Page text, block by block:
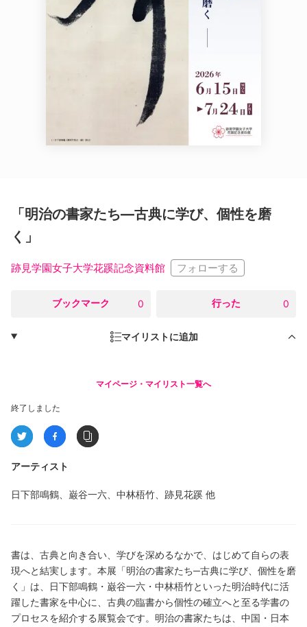
「明治の書家たち―古典に学び、個性を磨
く」
跡見学園女子大学花蹊記念資料館 フォローする
ブックマーク 0 行った 0
マイリストに追加
マイページ・マイリスト一覧へ
終了しました
アーティスト
日下部鳴鶴、巌谷一六、中林梧竹、跡見花蹊 他
書は、古典と向き合い、学びを深めるなかで、はじめて自らの表
現へと結実します。本展「明治の書家たち─古典に学び、個性を磨
く」は、日下部鳴鶴・巌谷一六・中林梧竹といった明治時代に活
躍した書家を中心に、古典の臨書から個性の確立へと至る学書の
プロセスを紹介する展覧会です。明治の書家たちは、中国・日本